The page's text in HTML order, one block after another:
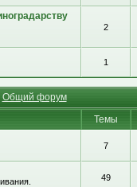
2
1
Общий форум
Темы
7
49